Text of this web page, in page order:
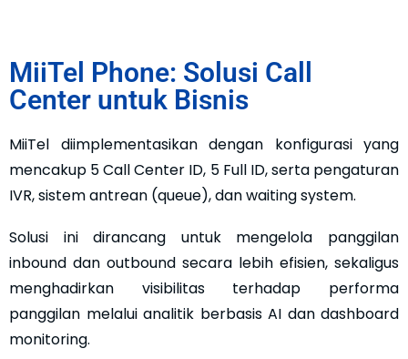
MiiTel Phone: Solusi Call
Center untuk Bisnis
MiiTel diimplementasikan dengan konfigurasi yang
mencakup 5 Call Center ID, 5 Full ID, serta pengaturan
IVR, sistem antrean (queue), dan waiting system.
Solusi ini dirancang untuk mengelola panggilan
inbound dan outbound secara lebih efisien, sekaligus
menghadirkan visibilitas terhadap performa
panggilan melalui analitik berbasis AI dan dashboard
monitoring.